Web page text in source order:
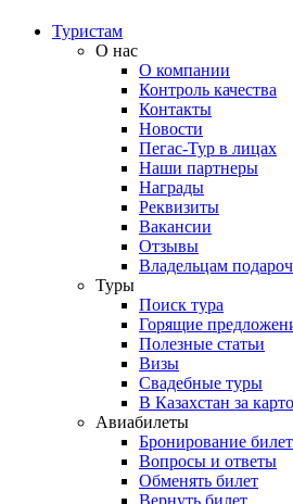
Туристам
О нас
О компании
Контроль качества
Контакты
Новости
Пегас-Тур в лицах
Наши партнеры
Награды
Реквизиты
Вакансии
Отзывы
Владельцам
Туры
Поиск тура
Горящие
Полезные статьи
Визы
Свадебные туры
В Казахстан за
Авиабилеты
Бронирование
Вопросы и ответы
Обменять билет
Вернуть билет